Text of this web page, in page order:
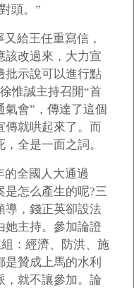
頭。”
給王任重寫信，
該改過來，大力宣
批示說可以進行點
惟誠主持召開“首
氣會”，傳達了這個
傳就哄起來了。而
全是一面之詞。
的全國人大通過
是怎么產生的呢?三
導，錢正英卻設法
她主持。參加論證
：經濟、防洪、施
贊成上馬的水利
，就不讓參加。論